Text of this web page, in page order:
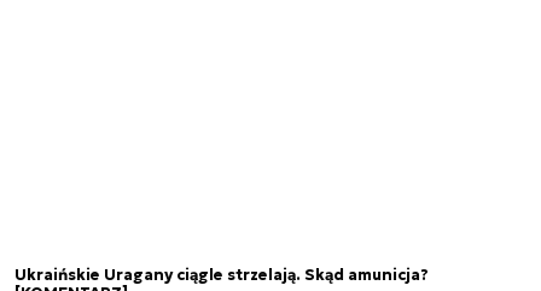
Ukraińskie Uragany ciągle strzelają. Skąd amunicja?